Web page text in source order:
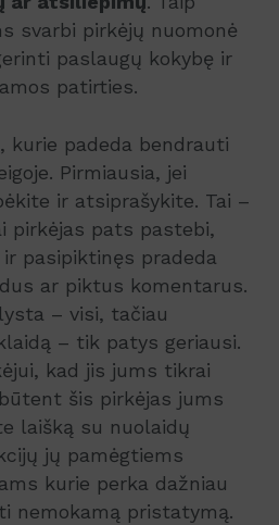
svarbi pirkėjų nuomonė
paslaugų kokybę ir
patirties.
kurie padeda bendrauti
Pirmiausia, jei
ir atsiprašykite. Tai –
pirkėjas pats pastebi,
pasipiktinęs pradeda
ar piktus komentarus.
– visi, tačiau
– tik patys geriausi.
kad jis jums tikrai
šis pirkėjas jums
laišką su nuolaidų
jų pamėgtiems
kurie perka dažniau
nemokamą pristatymą.